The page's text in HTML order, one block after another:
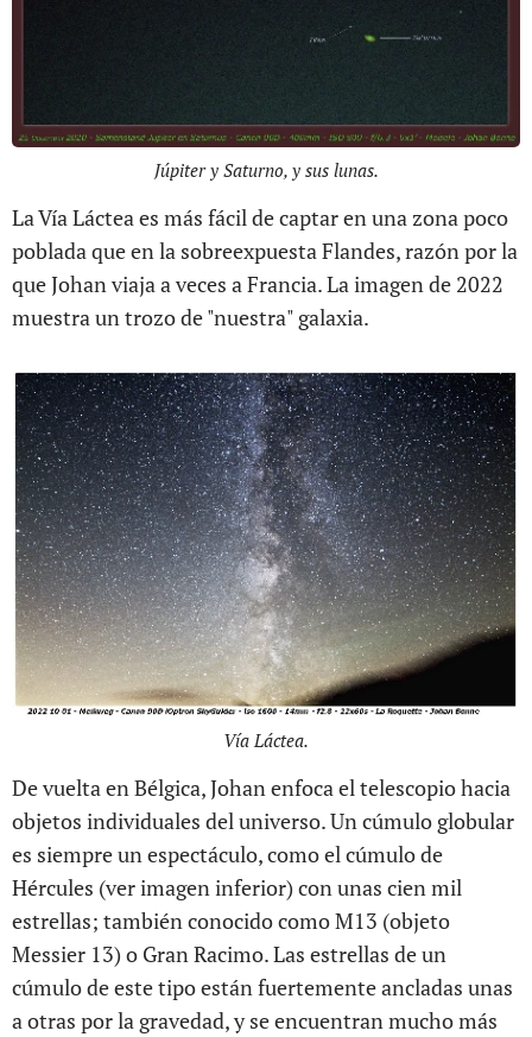
Júpiter y Saturno, y sus lunas.
La Vía Láctea es más fácil de captar en una zona poco
poblada que en la sobreexpuesta Flandes, razón por la
que Johan viaja a veces a Francia. La imagen de 2022
muestra un trozo de "nuestra" galaxia.
Vía Láctea.
De vuelta en Bélgica, Johan enfoca el telescopio hacia
objetos individuales del universo. Un cúmulo globular
es siempre un espectáculo, como el cúmulo de
Hércules (ver imagen inferior) con unas cien mil
estrellas; también conocido como M13 (objeto
Messier 13) o Gran Racimo. Las estrellas de un
cúmulo de este tipo están fuertemente ancladas unas
a otras por la gravedad, y se encuentran mucho más